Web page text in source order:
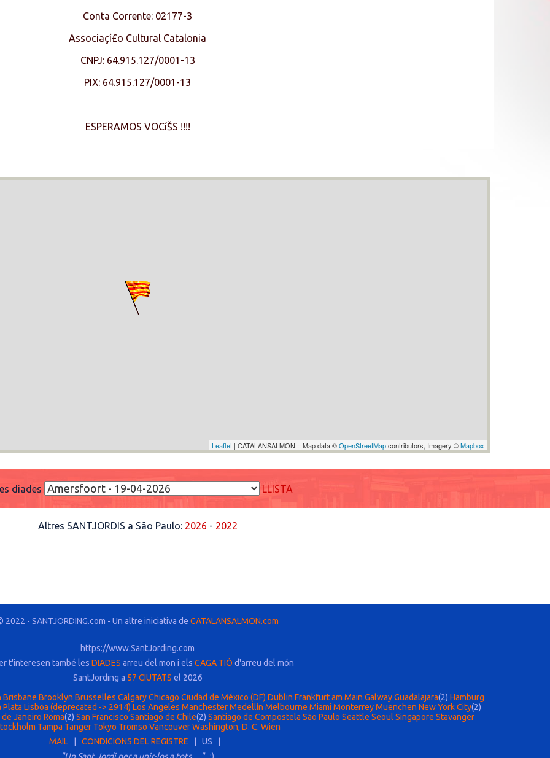
Conta Corrente: 02177-3
Associaçí£o Cultural Catalonia
CNPJ: 64.915.127/0001-13
PIX: 64.915.127/0001-13
ESPERAMOS VOCíŠS !!!!
Leaflet | CATALANSALMON :: Map data ©OpenStreetMapcontributors, Imagery ©Mapbox
diades LLISTA
Altres SANTJORDIS a São Paulo: 2026 - 2022
2022 - SANTJORDING.com - Un altre iniciativa de CATALANSALMON.com
https://www.SantJording.com
t'interesen també les DIADES arreu del mon i els CAGA TIÓ d'arreu del món
SantJording a 57 CIUTATS el 2026
Brisbane Brooklyn Brusselles Calgary Chicago Ciudad de México (DF) Dublin Frankfurt am Main Galway Guadalajara(2) Hamburg
Plata Lisboa (deprecated -> 2914) Los Angeles ManchesterMedellín Melbourne Miami MonterreyMuenchen New York City(2)
de Janeiro Roma(2) San Francisco Santiago de Chile(2) Santiago de Compostela São Paulo Seattle Seoul Singapore Stavanger
Tampa Tanger Tokyo Tromso Vancouver Washington, D. C. Wien
MAIL
CONDICIONS DEL REGISTRE | US |